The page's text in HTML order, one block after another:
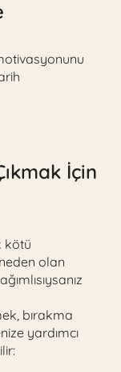
İçin
kötü
olan
bırakma
yardımcı